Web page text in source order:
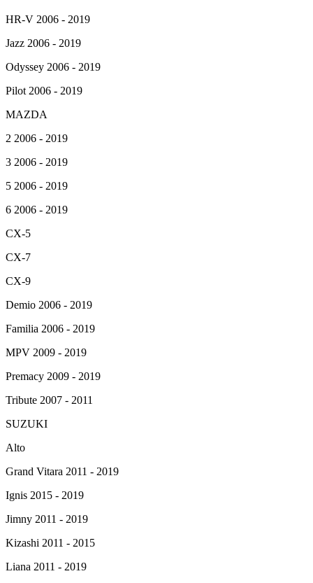
HR-V 2006 - 2019
Jazz 2006 - 2019
Odyssey 2006 - 2019
Pilot 2006 - 2019
MAZDA
2 2006 - 2019
3 2006 - 2019
5 2006 - 2019
6 2006 - 2019
CX-5
CX-7
CX-9
Demio 2006 - 2019
Familia 2006 - 2019
MPV 2009 - 2019
Premacy 2009 - 2019
Tribute 2007 - 2011
SUZUKI
Alto
Grand Vitara 2011 - 2019
Ignis 2015 - 2019
Jimny 2011 - 2019
Kizashi 2011 - 2015
Liana 2011 - 2019